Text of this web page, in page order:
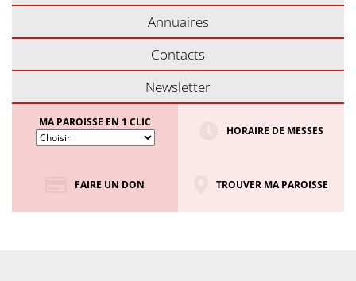
Annuaires
Contacts
Newsletter
MA PAROISSE EN 1 CLIC
HORAIRE DE MESSES
FAIRE UN DON TROUVER MA PAROISSE